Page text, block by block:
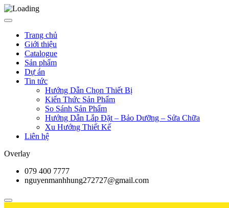
Trang chủ
Giới thiệu
Catalogue
Sản phẩm
Dự án
Tin tức
Hướng Dẫn Chọn Thiết Bị
Kiến Thức Sản Phẩm
So Sánh Sản Phẩm
Hướng Dẫn Lắp Đặt – Bảo Dưỡng – Sửa Chữa
Xu Hướng Thiết Kế
Liên hệ
Overlay
079 400 7777
nguyenmanhhung272727@gmail.com